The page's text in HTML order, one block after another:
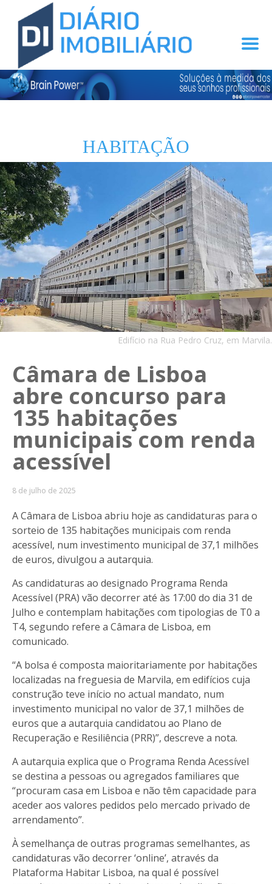
HABITAÇÃO
Edifício na Rua Pedro Cruz, em Marvila.
Câmara de Lisboa
abre concurso para
135 habitações
municipais com renda
acessível
8 de julho de 2025
A Câmara de Lisboa abriu hoje as candidaturas para o
sorteio de 135 habitações municipais com renda
acessível, num investimento municipal de 37,1 milhões
de euros, divulgou a autarquia.
As candidaturas ao designado Programa Renda
Acessível (PRA) vão decorrer até às 17:00 do dia 31 de
Julho e contemplam habitações com tipologias de T0 a
T4, segundo refere a Câmara de Lisboa, em
comunicado.
“A bolsa é composta maioritariamente por habitações
localizadas na freguesia de Marvila, em edifícios cuja
construção teve início no actual mandato, num
investimento municipal no valor de 37,1 milhões de
euros que a autarquia candidatou ao Plano de
Recuperação e Resiliência (PRR)”, descreve a nota.
A autarquia explica que o Programa Renda Acessível
se destina a pessoas ou agregados familiares que
“procuram casa em Lisboa e não têm capacidade para
aceder aos valores pedidos pelo mercado privado de
arrendamento”.
À semelhança de outras programas semelhantes, as
candidaturas vão decorrer ‘online’, através da
Plataforma Habitar Lisboa, na qual é possível